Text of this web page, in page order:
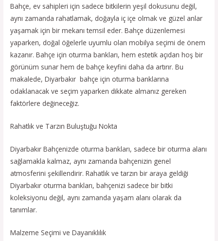
Bahçe, ev sahipleri için sadece bitkilerin yeşil dokusunu değil,
aynı zamanda rahatlamak, doğayla iç içe olmak ve güzel anlar
yaşamak için bir mekanı temsil eder. Bahçe düzenlemesi
yaparken, doğal öğelerle uyumlu olan mobilya seçimi de önem
kazanır. Bahçe için oturma bankları, hem estetik açıdan hoş bir
görünüm sunar hem de bahçe keyfini daha da artırır. Bu
makalede, Diyarbakır bahçe için oturma banklarına
odaklanacak ve seçim yaparken dikkate almanız gereken
faktörlere değineceğiz.
Rahatlık ve Tarzın Buluştuğu Nokta
Diyarbakır Bahçenizde oturma bankları, sadece bir oturma alanı
sağlamakla kalmaz, aynı zamanda bahçenizin genel
atmosferini şekillendirir. Rahatlık ve tarzın bir araya geldiği
Diyarbakır oturma bankları, bahçenizi sadece bir bitki
koleksiyonu değil, aynı zamanda yaşam alanı olarak da
tanımlar.
Malzeme Seçimi ve Dayanıklılık